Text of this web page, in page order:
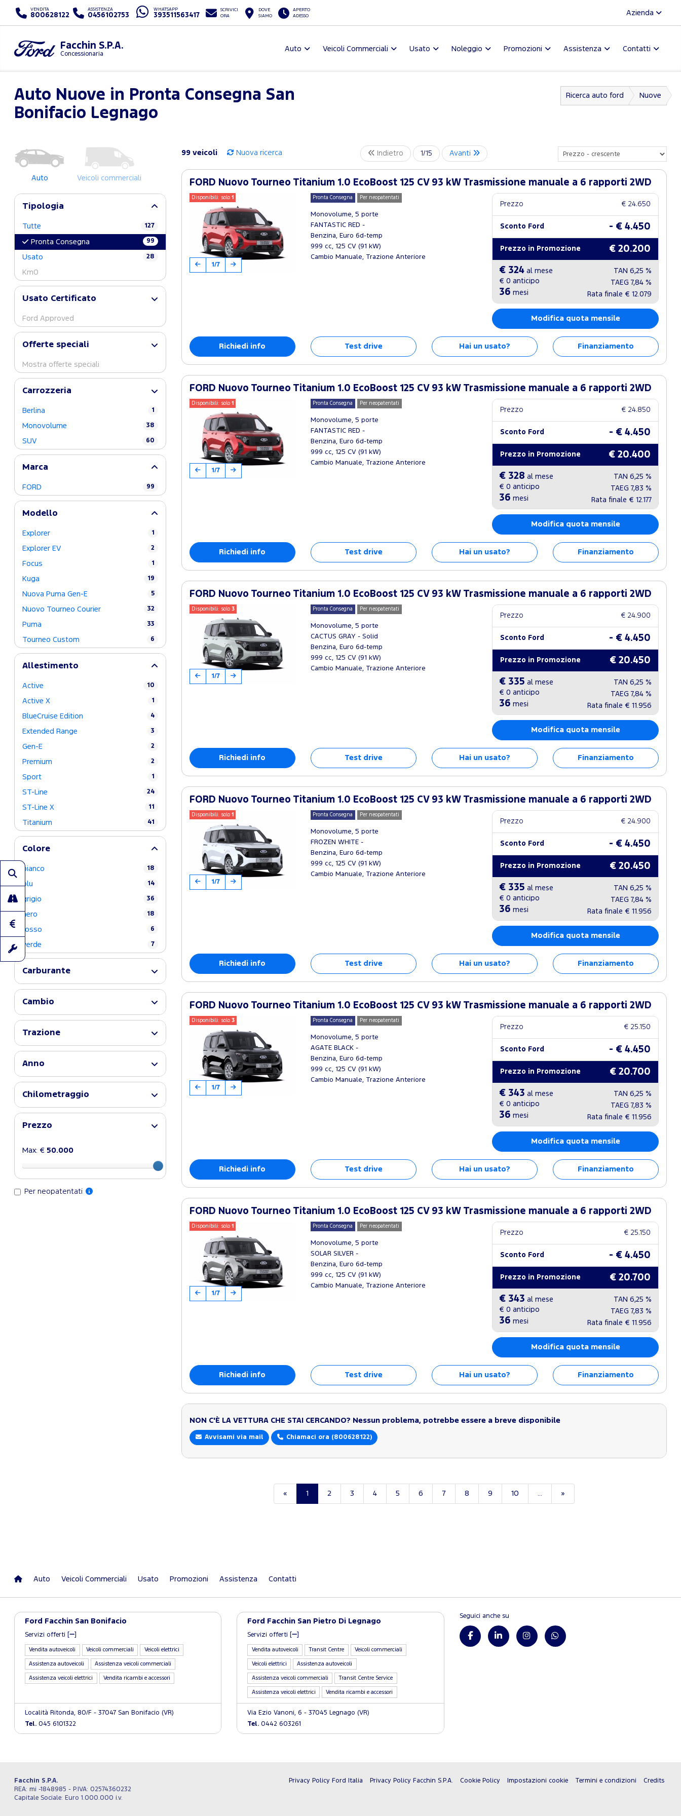
VENDITA
800628122
ASSISTENZA
0456102753
WHATSAPP
393511563417
SCRIVICI
ORA
DOVE
SIAMO
APERTO
ADESSO
Azienda
Facchin S.P.A.
Concessionaria
Auto Veicoli Commerciali Usato Noleggio Promozioni Assistenza Contatti
Auto Nuove in Pronta Consegna San
Bonifacio Legnago
Ricerca auto ford Nuove
Auto Veicoli commerciali
Tipologia
Tutte 127
Pronta Consegna 99
Usato 28
Km0
Usato Certificato
Ford Approved
Offerte speciali
Mostra offerte speciali
Carrozzeria
Berlina 1
Monovolume 38
SUV 60
Marca
FORD 99
Modello
Explorer 1
Explorer EV 2
Focus 1
Kuga 19
Nuova Puma Gen-E 5
Nuovo Tourneo Courier 32
Puma 33
Tourneo Custom 6
Allestimento
Active 10
Active X 1
BlueCruise Edition 4
Extended Range 3
Gen-E 2
Premium 2
Sport 1
ST-Line 24
ST-Line X 11
Titanium 41
Colore
bianco 18
blu 14
grigio 36
nero 18
rosso 6
verde 7
Carburante
Cambio
Trazione
Anno
Chilometraggio
Prezzo
Max: € 50.000
Per neopatentati
99 veicoli Nuova ricerca Indietro 1/15 Avanti
FORD Nuovo Tourneo Titanium 1.0 EcoBoost 125 CV 93 kW Trasmissione manuale a 6 rapporti 2WD
Disponibili: solo 1
1/7
Pronta Consegna Per neopatentati
Monovolume, 5 porte
FANTASTIC RED -
Benzina, Euro 6d-temp
999 cc, 125 CV (91 kW)
Cambio Manuale, Trazione Anteriore
Prezzo € 24.650
Sconto Ford - € 4.450
Prezzo in Promozione € 20.200
€ 324 al mese
€ 0 anticipo
36 mesi
TAN 6,25 %
TAEG 7,84 %
Rata finale € 12.079
Modifica quota mensile
Richiedi info Test drive Hai un usato? Finanziamento
FORD Nuovo Tourneo Titanium 1.0 EcoBoost 125 CV 93 kW Trasmissione manuale a 6 rapporti 2WD
Disponibili: solo 1
1/7
Pronta Consegna Per neopatentati
Monovolume, 5 porte
FANTASTIC RED -
Benzina, Euro 6d-temp
999 cc, 125 CV (91 kW)
Cambio Manuale, Trazione Anteriore
Prezzo € 24.850
Sconto Ford - € 4.450
Prezzo in Promozione € 20.400
€ 328 al mese
€ 0 anticipo
36 mesi
TAN 6,25 %
TAEG 7,83 %
Rata finale € 12.177
Modifica quota mensile
Richiedi info Test drive Hai un usato? Finanziamento
FORD Nuovo Tourneo Titanium 1.0 EcoBoost 125 CV 93 kW Trasmissione manuale a 6 rapporti 2WD
Disponibili: solo 3
1/7
Pronta Consegna Per neopatentati
Monovolume, 5 porte
CACTUS GRAY - Solid
Benzina, Euro 6d-temp
999 cc, 125 CV (91 kW)
Cambio Manuale, Trazione Anteriore
Prezzo € 24.900
Sconto Ford - € 4.450
Prezzo in Promozione € 20.450
€ 335 al mese
€ 0 anticipo
36 mesi
TAN 6,25 %
TAEG 7,84 %
Rata finale € 11.956
Modifica quota mensile
Richiedi info Test drive Hai un usato? Finanziamento
FORD Nuovo Tourneo Titanium 1.0 EcoBoost 125 CV 93 kW Trasmissione manuale a 6 rapporti 2WD
Disponibili: solo 1
1/7
Pronta Consegna Per neopatentati
Monovolume, 5 porte
FROZEN WHITE -
Benzina, Euro 6d-temp
999 cc, 125 CV (91 kW)
Cambio Manuale, Trazione Anteriore
Prezzo € 24.900
Sconto Ford - € 4.450
Prezzo in Promozione € 20.450
€ 335 al mese
€ 0 anticipo
36 mesi
TAN 6,25 %
TAEG 7,84 %
Rata finale € 11.956
Modifica quota mensile
Richiedi info Test drive Hai un usato? Finanziamento
FORD Nuovo Tourneo Titanium 1.0 EcoBoost 125 CV 93 kW Trasmissione manuale a 6 rapporti 2WD
Disponibili: solo 3
1/7
Pronta Consegna Per neopatentati
Monovolume, 5 porte
AGATE BLACK -
Benzina, Euro 6d-temp
999 cc, 125 CV (91 kW)
Cambio Manuale, Trazione Anteriore
Prezzo € 25.150
Sconto Ford - € 4.450
Prezzo in Promozione € 20.700
€ 343 al mese
€ 0 anticipo
36 mesi
TAN 6,25 %
TAEG 7,83 %
Rata finale € 11.956
Modifica quota mensile
Richiedi info Test drive Hai un usato? Finanziamento
FORD Nuovo Tourneo Titanium 1.0 EcoBoost 125 CV 93 kW Trasmissione manuale a 6 rapporti 2WD
Disponibili: solo 1
1/7
Pronta Consegna Per neopatentati
Monovolume, 5 porte
SOLAR SILVER -
Benzina, Euro 6d-temp
999 cc, 125 CV (91 kW)
Cambio Manuale, Trazione Anteriore
Prezzo € 25.150
Sconto Ford - € 4.450
Prezzo in Promozione € 20.700
€ 343 al mese
€ 0 anticipo
36 mesi
TAN 6,25 %
TAEG 7,83 %
Rata finale € 11.956
Modifica quota mensile
Richiedi info Test drive Hai un usato? Finanziamento
NON C'È LA VETTURA CHE STAI CERCANDO? Nessun problema, potrebbe essere a breve disponibile
Avvisami via mail Chiamaci ora (800628122)
« 1 2 3 4 5 6 7 8 9 10 »
Auto Veicoli Commerciali Usato Promozioni Assistenza Contatti
Ford Facchin San Bonifacio
Servizi offerti [
Vendita autoveicoli Veicoli commerciali Veicoli elettrici
Assistenza autoveicoli Assistenza veicoli commerciali
Assistenza veicoli elettrici Vendita ricambi e accessori
Località Ritonda, 80/F - 37047 San Bonifacio (VR)
Tel. 045 6101322
Ford Facchin San Pietro Di Legnago
Servizi offerti [
Vendita autoveicoli Transit Centre Veicoli commerciali
Veicoli elettrici Assistenza autoveicoli
Assistenza veicoli commerciali Transit Centre Service
Assistenza veicoli elettrici Vendita ricambi e accessori
Via Ezio Vanoni, 6 - 37045 Legnago (VR)
Tel. 0442 603261
Seguici anche su
Facchin S.P.A.
REA: mi -1848985 - P.IVA: 02574360232
Capitale Sociale: Euro 1.000.000 i.v.
Privacy Policy Ford Italia Privacy Policy Facchin S.P.A. Cookie Policy Impostazioni cookie Termini e condizioni Credits